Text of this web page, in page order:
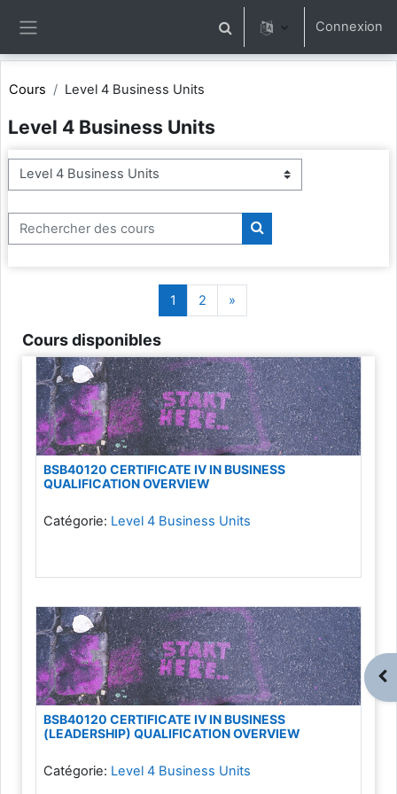
Activer/désactiver la saisie
Connexion
Cours Level 4 Business Units
Level 4 Business Units
Catégories de cours
Rechercher des cours
Rechercher des cours
1 Page 1
2 Page 2
»
Cours disponibles
BSB40120 CERTIFICATE IV IN BUSINESS
QUALIFICATION OVERVIEW
Catégorie: Level 4 Business Units
BSB40120 CERTIFICATE IV IN BUSINESS
(LEADERSHIP) QUALIFICATION OVERVIEW
Catégorie: Level 4 Business Units